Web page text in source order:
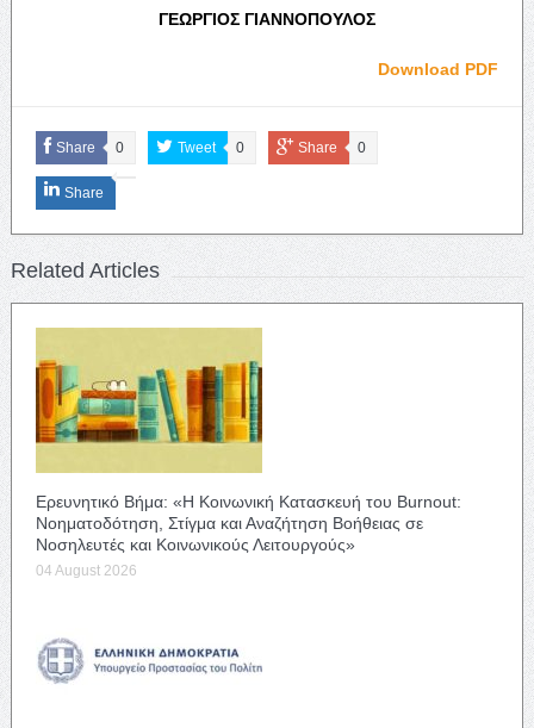
ΓΕΩΡΓΙΟΣ ΓΙΑΝΝΟΠΟΥΛΟΣ
Download PDF
Share 0 Tweet 0 Share 0
Share
Related Articles
Ερευνητικό Βήμα: «Η Κοινωνική Κατασκευή του Burnout:
Νοηματοδότηση, Στίγμα και Αναζήτηση Βοήθειας σε
Νοσηλευτές και Κοινωνικούς Λειτουργούς»
04 August 2026